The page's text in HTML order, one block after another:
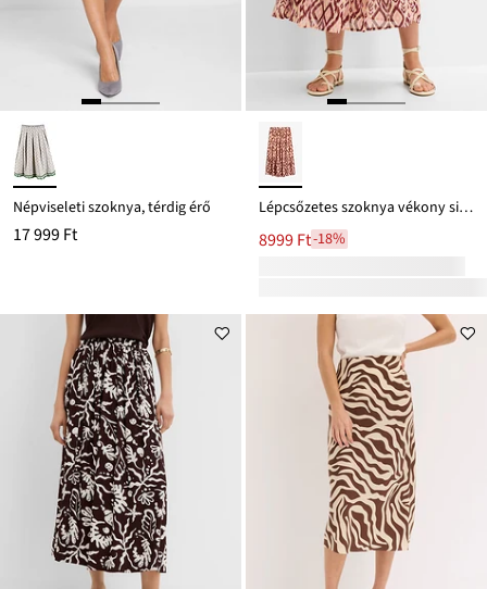
Népviseleti szoknya, térdig érő
17 999 Ft
Lépcsőzetes szoknya vékony sifonból
8999 Ft-18%